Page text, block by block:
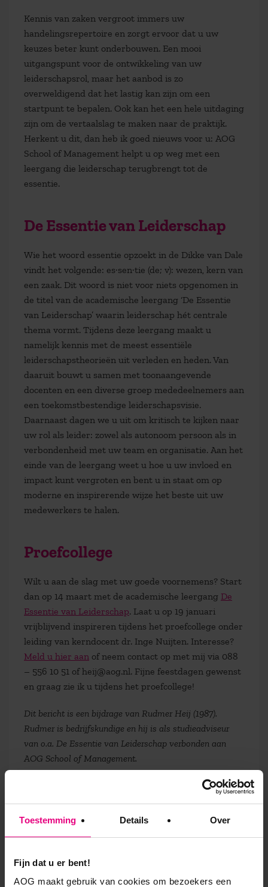
Toestemming Details Over
Fijn dat u er bent!
AOG maakt gebruik van cookies om bezoekers een
Kennis van zaken vergroot immers uw
handelingsrepertoire en zorgt ervoor dat u uw
keuzes beter kunt onderbouwen. Een mooi
uitgangspunt voor de ontwikkeling van uw
leiderschapsrol, maar het aanbod is zo
overweldigend dat het lastig kan zijn om een
startpunt te bepalen. Ook kan het een hele uitdaging
zijn om de vertaalslag te maken naar de praktijk.
Herkent u dit, dan heb ik goed nieuws voor u: AOG
School of Management helpt u op weg met een
leergang die leiderschap terugbrengt tot de
essentie.
De Essentie van Leiderschap
Wie het woord essentie opzoekt in de Dikke van Dale
vindt het volgende: es·sen·tie (de; v): wezen, kern van
een zaak. Dit woord is niet voor niets opgenomen in
de titel van de academische leergang ‘De Essentie
van Leiderschap’ waarin leiderschap hét centrale
thema vormt. Tijdens deze leergang maakt u
namelijk kennis met de meest essentiële
leiderschapstheorieën uit verleden en heden. Van
daaruit bouwt u samen met toonaangevende
docenten en een diverse groep mededeelnemers aan
een toekomstbestendige leiderschapsvisie.
Daarnaast dagen we u uit om kritisch te kijken naar
uw rol als leider: zowel als autonoom persoon als in
verbondenheid met uw team en organisatie. Aan het
einde van de leergang weet u hoe u uw invloed en
impact kunt vergroten en bent u in staat om op
moderne en inspirerende wijze het beste uit uw
medewerkers te halen.
Proefcollege
Wilt u aan de slag met uw goede voornemens? Start
dan op 14 maart met de academische leergang De
Essentie van Leiderschap. Laat u op 19 januari
vrijblijvend inspireren tijdens het proefcollege onder
leiding van kerndocent dr. Inge Nuijten. Interesse?
Meld u hier aan of neem contact op met mij via 088
– 556 10 51 of heij@aog.nl. Fijne feestdagen gewenst
en graag zie ik u tijdens het proefcollege!
Dit bericht is een bijdrage van Rudmer Heij (1987).
Rudmer is bedrijfskundige en hij is als studieadviseur
van o.a. De Essentie van Leiderschap verbonden aan
AOG School of Management.
9,0 op klantenvertellen.nl
AOG School Of Management